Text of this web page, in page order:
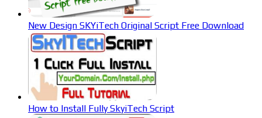
New Design SKYiTech Original Script Free Download
How to Install Fully SkyiTech Script